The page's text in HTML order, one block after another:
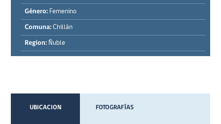
Género: Femenino
Comuna: Chillán
Region: Ñuble
UBICACION FOTOGRAFÍAS